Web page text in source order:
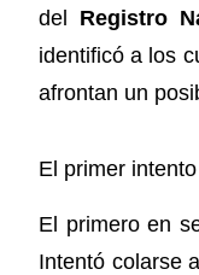
del Registro
identificó a los
afrontan un
El primer intento
El primero en
Intentó colarse